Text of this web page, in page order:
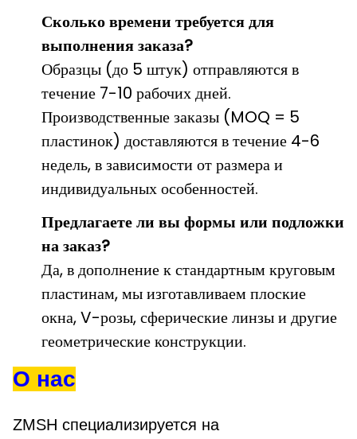
Сколько времени требуется для
выполнения заказа?
Образцы (до 5 штук) отправляются в
течение 7-10 рабочих дней.
Производственные заказы (MOQ = 5
пластинок) доставляются в течение 4-6
недель, в зависимости от размера и
индивидуальных особенностей.
Предлагаете ли вы формы или подложки
на заказ?
Да, в дополнение к стандартным круговым
пластинам, мы изготавливаем плоские
окна, V-розы, сферические линзы и другие
геометрические конструкции.
О нас
ZMSH специализируется на